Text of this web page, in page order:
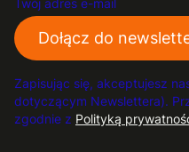
Dołącz do
Zapisując się, akceptujesz
dotyczącym Newslettera).
zgodnie z Polityką